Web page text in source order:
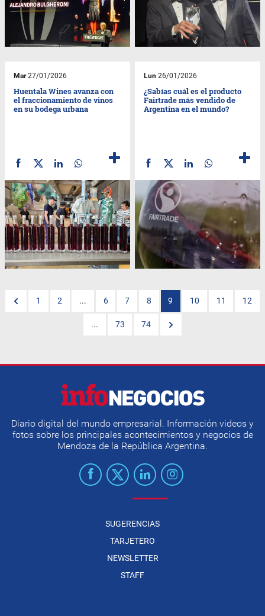
Mar27/01/2026
Huentala Wines avanza con
el fraccionamiento de vinos
en su bodega urbana
Lun 26/01/2026
¿Sabías cuál es el producto
Fairtrade más vendido de
Argentina en el mundo?
1 2 ... 6 7 8 9 10 11 12
... 73 74
Diario digital del mundo empresarial. Información videos y
fotos sobre los principales acontecimientos y negocios de
Mendoza de la República Argentina.
SUGERENCIAS
TARJETERO
NEWSLETTER
STAFF